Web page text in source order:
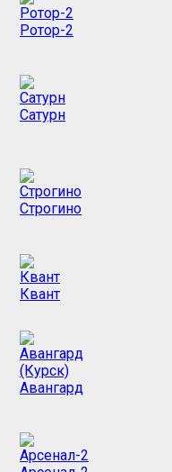
Ротор-2
Сатурн
Строгино
Квант
Авангард